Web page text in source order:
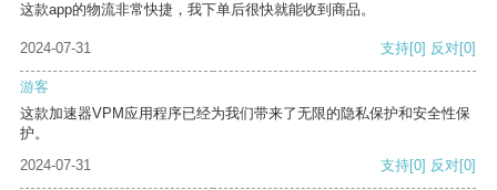
这款app的物流非常快捷，我下单后很快就能收到商品。
2024-07-31 支持[0] 反对[0]
游客
这款加速器VPM应用程序已经为我们带来了无限的隐私保护和安全性保
护。
2024-07-31
支持[0] 反对[0]